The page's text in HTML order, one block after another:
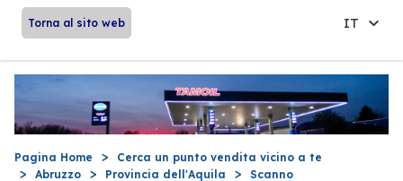
Torna al sito web IT
Pagina Home
Cerca un punto vendita vicino a te
Abruzzo
Provincia dell'Aquila
Scanno